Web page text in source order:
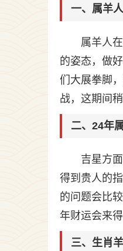
一、属羊
属羊人
的姿态，做
们大展拳脚
战，这期间
二、24年
吉星方
得到贵人的
的问题会比
年财运会来得
三、生肖